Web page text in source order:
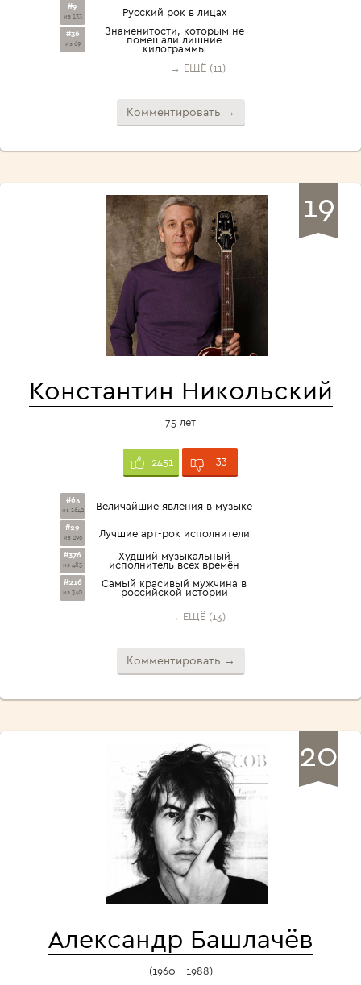
#9
из 133 Русский рок в лицах
#36
из 69
Знаменитости, которым не
помешали лишние
килограммы
→ ЕЩЁ (11)
Комментировать →
19
Константин Никольский
75 лет
2451 33
#63
из 1642 Величайшие явления в музыке
#29
из 296 Лучшие арт-рок исполнители
#376
из 483
Худший музыкальный
исполнитель всех времён
#216
из 340
Самый красивый мужчина в
российской истории
→ ЕЩЁ (13)
Комментировать →
20
Александр Башлачёв
(1960 - 1988)